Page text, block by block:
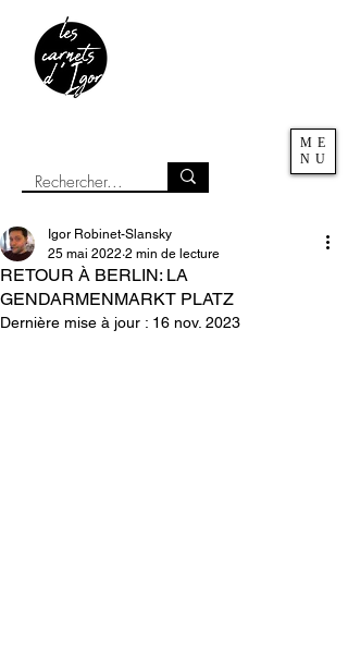
ME
NU
RETOUR À BERLIN: LA
GENDARMENMARKT PLATZ
Igor Robinet-Slansky
25 mai 2022 2 min de lecture
Dernière mise à jour : 16 nov. 2023